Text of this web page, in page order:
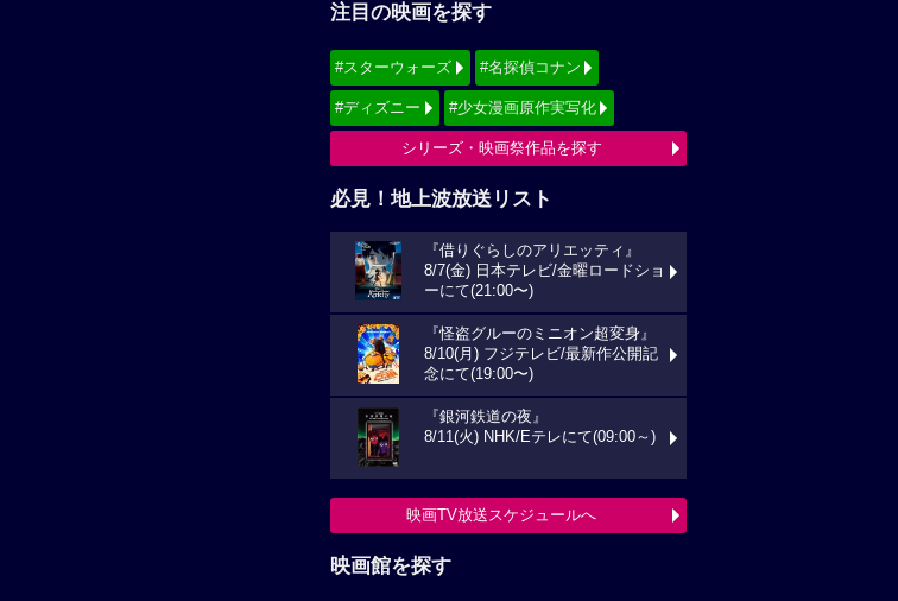
注目の映画を探す
#スターウォーズ #名探偵コナン
#ディズニー #少女漫画原作実写化
シリーズ・映画祭作品を探す
必見！地上波放送リスト
『借りぐらしのアリエッティ』
8/7(金) 日本テレビ/金曜ロードショ
ーにて(21:00〜)
『怪盗グルーのミニオン超変身』
8/10(月) フジテレビ/最新作公開記
念にて(19:00〜)
『銀河鉄道の夜』
8/11(火) NHK/Eテレにて(09:00～)
映画TV放送スケジュールへ
映画館を探す